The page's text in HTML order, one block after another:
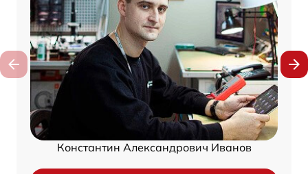
Константин Александрович Иванов